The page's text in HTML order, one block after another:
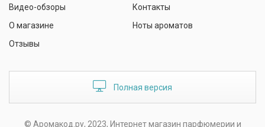
Видео-обзоры
О магазине
Отзывы
Контакты
Ноты ароматов
Полная версия
© Аромакод.ру, 2023, Интернет магазин парфюмерии и